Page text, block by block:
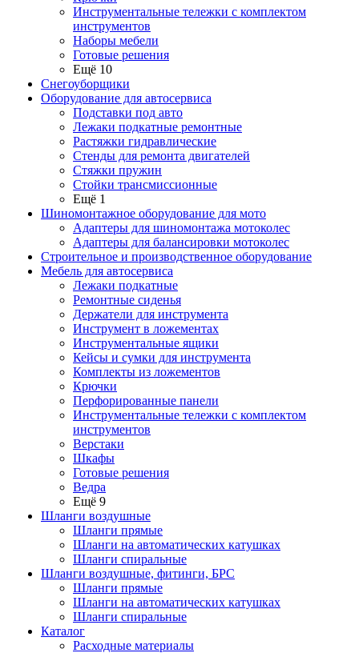
Инструментальные тележки с комплектом
инструментов
Наборы мебели
Готовые решения
Ещё 10
Снегоуборщики
Оборудование для автосервиса
Подставки под авто
Лежаки подкатные ремонтные
Растяжки гидравлические
Стенды для ремонта двигателей
Стяжки пружин
Стойки трансмиссионные
Ещё 1
Шиномонтажное оборудование для мото
Адаптеры для шиномонтажа мотоколес
Адаптеры для балансировки мотоколес
Строительное и производственное оборудование
Мебель для автосервиса
Лежаки подкатные
Ремонтные сиденья
Держатели для инструмента
Инструмент в ложементах
Инструментальные ящики
Кейсы и сумки для инструмента
Комплекты из ложементов
Крючки
Перфорированные панели
Инструментальные тележки с комплектом
инструментов
Верстаки
Шкафы
Готовые решения
Ведра
Ещё 9
Шланги воздушные
Шланги прямые
Шланги на автоматических катушках
Шланги спиральные
Шланги воздушные, фитинги, БРС
Шланги прямые
Шланги на автоматических катушках
Шланги спиральные
Каталог
Расходные материалы